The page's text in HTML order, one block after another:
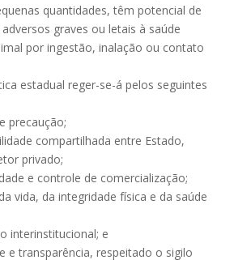
quantidades, têm potencial de
graves ou letais à saúde
por ingestão, inalação ou contato
estadual reger-se-á pelos seguintes
precaução;
compartilhada entre Estado,
privado;
e controle de comercialização;
vida, da integridade física e da saúde
interinstitucional; e
e transparência, respeitado o sigilo